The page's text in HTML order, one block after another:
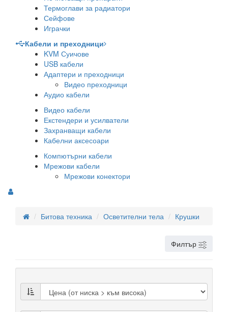
Термоглави за радиатори
Сейфове
Играчки
Кабели и преходници
KVM Суичове
USB кабели
Адаптери и преходници
Видео преходници
Аудио кабели
Видео кабели
Екстендери и усилватели
Захранващи кабели
Кабелни аксесоари
Компютърни кабели
Мрежови кабели
Мрежови конектори
Битова техника Осветителни тела Крушки
Филтър